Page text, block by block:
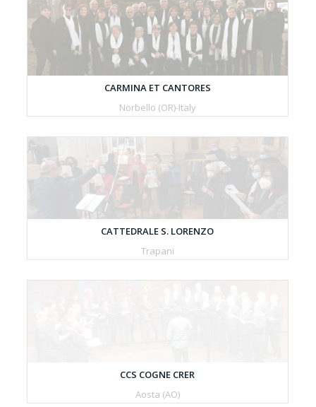
CARMINA ET CANTORES
Norbello (OR)-Italy
CATTEDRALE S. LORENZO
Trapani
CCS COGNE CRER
Aosta (AO)